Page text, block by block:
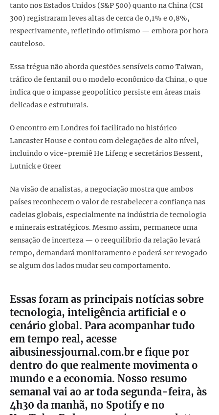
tanto nos Estados Unidos (S&P 500) quanto na China (CSI
300) registraram leves altas de cerca de 0,1% e 0,8%,
respectivamente, refletindo otimismo — embora por hora
cauteloso.
Essa trégua não aborda questões sensíveis como Taiwan,
tráfico de fentanil ou o modelo econômico da China, o que
indica que o impasse geopolítico persiste em áreas mais
delicadas e estruturais.
O encontro em Londres foi facilitado no histórico
Lancaster House e contou com delegações de alto nível,
incluindo o vice-premiê He Lifeng e secretários Bessent,
Lutnick e Greer
Na visão de analistas, a negociação mostra que ambos
países reconhecem o valor de restabelecer a confiança nas
cadeias globais, especialmente na indústria de tecnologia
e minerais estratégicos. Mesmo assim, permanece uma
sensação de incerteza — o reequilíbrio da relação levará
tempo, demandará monitoramento e poderá ser revogado
se algum dos lados mudar seu comportamento.
Essas foram as principais notícias sobre
tecnologia, inteligência artificial e o
cenário global. Para acompanhar tudo
em tempo real, acesse
aibusinessjournal.com.br e fique por
dentro do que realmente movimenta o
mundo e a economia. Nosso resumo
semanal vai ao ar toda segunda-feira, às
4h30 da manhã, no Spotify e no